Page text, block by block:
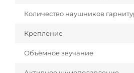
Количество наушников
Крепление
Объёмное звучание